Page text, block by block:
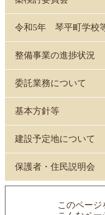
令和5年 琴平町学校
整備事業の進捗状況
委託業務について
基本方針等
建設予定地について
保護者・住民説明会
このページ